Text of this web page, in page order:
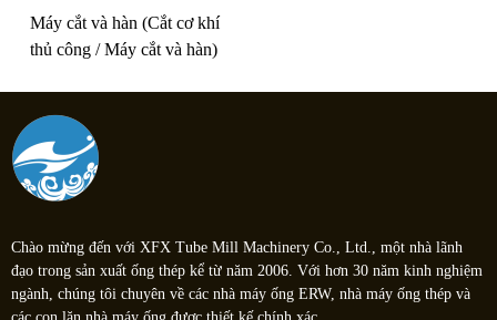
Máy cắt và hàn (Cắt cơ khí
thủ công / Máy cắt và hàn)
Chào mừng đến với XFX Tube Mill Machinery Co., Ltd., một nhà lãnh
đạo trong sản xuất ống thép kể từ năm 2006. Với hơn 30 năm kinh nghiệm
ngành, chúng tôi chuyên về các nhà máy ống ERW, nhà máy ống thép và